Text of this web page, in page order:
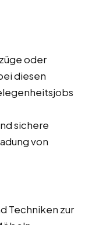
oder
diesen
sichere
von
Techniken zur